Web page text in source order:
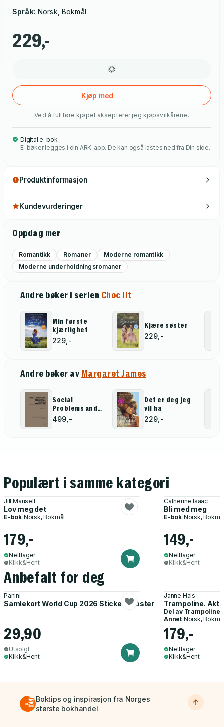
Språk: Norsk, Bokmål
229,-
Kjøp med
Ved å fullføre kjøpet aksepterer jeg kjøpsvilkårene .
Digital e-bok
E-bøker legges i din ARK-app. De kan også lastes ned fra Din side.
Produktinformasjon
Kundevurderinger
Oppdag mer
Romantikk Romaner
Moderne romantikk
Moderne underholdningsromaner
Andre bøker i serien Choc lit
Min første
kjærlighet
229,-
Kjære søster
229,-
Andre bøker av Margaret James
Social
Problems and
Policy During
the Puritan
499,-
Det er deg jeg
vil ha
229,-
Populært i samme kategori
Jill Mansell
Lov meg det
E-bok Norsk, Bokmål
179,-
Nettlager
Klikk&Hent
Catherine Isaac
Bli med meg
E-bok| Norsk,
149,-
Nettlager
Klikk&Hent
Anbefalt for deg
Panini
Samlekort World Cup 2026 Sticker Booster
29,90
Utsolgt
Klikk&Hent
Janne Hals
Trampoline.
Del av Trampoline
Annet| Norsk,
179,-
Nettlager
Klikk&Hent
Boktips og inspirasjon fra Norges
største bokhandel